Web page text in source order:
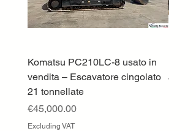
Komatsu PC210LC-8 usato in
vendita – Escavatore cingolato
21 tonnellate
Price
€45,000.00
Excluding VAT
Price